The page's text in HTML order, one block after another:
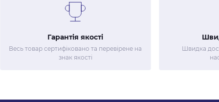
Гарантія якості
Весь товар сертифіковано та перевірене на
знак якості
Швидка